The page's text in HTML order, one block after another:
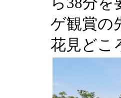
ゲ観賞の
花見どこ